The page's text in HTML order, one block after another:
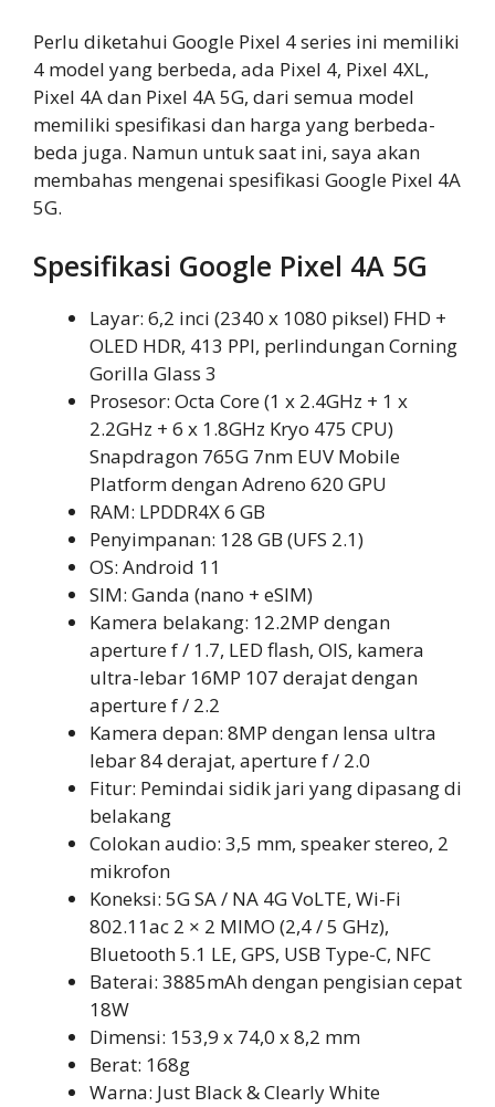
Perlu diketahui Google Pixel 4 series ini memiliki
4 model yang berbeda, ada Pixel 4, Pixel 4XL,
Pixel 4A dan Pixel 4A 5G, dari semua model
memiliki spesifikasi dan harga yang berbeda-
beda juga. Namun untuk saat ini, saya akan
membahas mengenai spesifikasi Google Pixel 4A
5G.
Spesifikasi Google Pixel 4A 5G
Layar: 6,2 inci (2340 x 1080 piksel) FHD +
OLED HDR, 413 PPI, perlindungan Corning
Gorilla Glass 3
Prosesor: Octa Core (1 x 2.4GHz + 1 x
2.2GHz + 6 x 1.8GHz Kryo 475 CPU)
Snapdragon 765G 7nm EUV Mobile
Platform dengan Adreno 620 GPU
RAM: LPDDR4X 6 GB
Penyimpanan: 128 GB (UFS 2.1)
OS: Android 11
SIM: Ganda (nano + eSIM)
Kamera belakang: 12.2MP dengan
aperture f / 1.7, LED flash, OIS, kamera
ultra-lebar 16MP 107 derajat dengan
aperture f / 2.2
Kamera depan: 8MP dengan lensa ultra
lebar 84 derajat, aperture f / 2.0
Fitur: Pemindai sidik jari yang dipasang di
belakang
Colokan audio: 3,5 mm, speaker stereo, 2
mikrofon
Koneksi: 5G SA / NA 4G VoLTE, Wi-Fi
802.11ac 2 × 2 MIMO (2,4 / 5 GHz),
Bluetooth 5.1 LE, GPS, USB Type-C, NFC
Baterai: 3885mAh dengan pengisian cepat
18W
Dimensi: 153,9 x 74,0 x 8,2 mm
Berat: 168g
Warna: Just Black & Clearly White